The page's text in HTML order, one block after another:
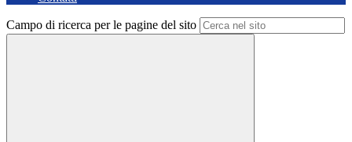
Campo di ricerca per le pagine del sito